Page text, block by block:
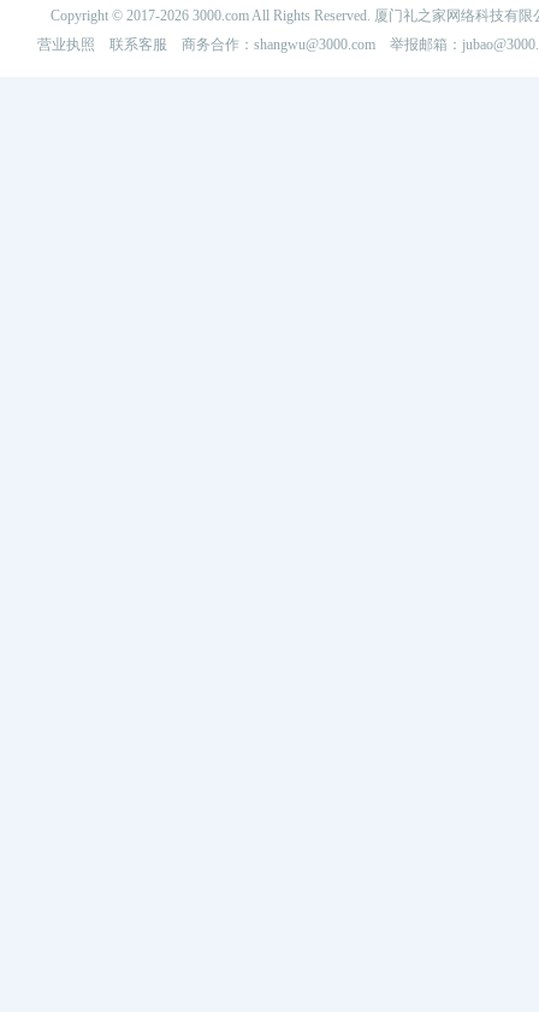
Copyright © 2017-2026 3000.com All Rights Reserved. 厦门礼之家网络科技
营业执照
联系客服 商务合作：shangwu@3000.com 举报邮箱：